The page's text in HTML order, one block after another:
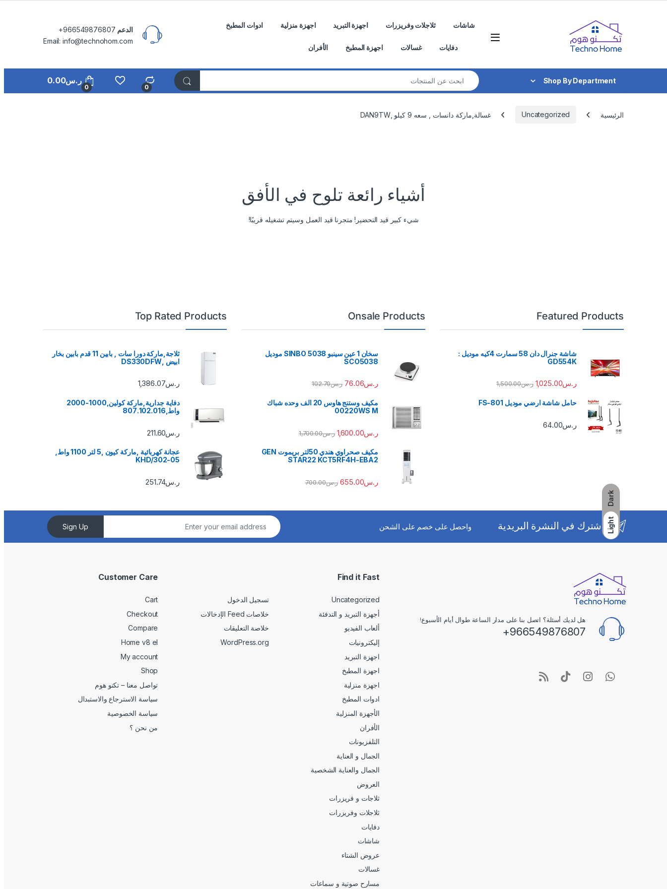
Dark
Light
شاشات ثلاجلات وفريزرات اجهزة التبريد اجهزة منزلية ادوات المطبخ
دفايات غسالات اجهزة المطبخ الأفران
الدعم
Email: info@technohom.com
Shop By Department
Search for:
0
0
ر.س0.00
الرئيسية Uncategorized غسالة,ماركة دانسات , سعه 9 كيلو ,DAN9TW
أشياء رائعة تلوح في الأفق
شيء كبير قيد التحضير! متجرنا قيد العمل وسيتم تشغيله قريبًا!
Featured Products
شاشة جنرال دان 58 سمارت 4كيه موديل :
GD554K
ر.س1,025.00 ر.س1,500.00
حامل شاشة ارضي موديل FS-801
ر.س64.00
Onsale Products
سخان 1 عين سينبو 5038 SINBO موديل
SCO5038
ر.س76.06 ر.س102.70
مكيف وستنج هاوس 20 الف وحده شباك
00220WS M
ر.س1,600.00 ر.س1,700.00
مكيف صحراوي هندي 50لتر بريموت GEN
STAR22 KCT5RF4H-EBA2
ر.س655.00 ر.س700.00
Top Rated Products
ثلاجة,ماركة دورا سات , بابين 11 قدم بابين بخار
ابيض ,DS330DFW
ر.س1,386.07
دفاية جدارية,ماركة كولين,1000-2000
واط,807.102.016
ر.س211.60
عجانة كهربائية ,ماركة كيون ,5 لتر 1100 واط,
KHD/302-05
ر.س251.74
اشترك في النشرة البريدية واحصل على خصم على الشحن Sign Up
هل لديك أسئلة؟ اتصل بنا على مدار الساعة طوال أيام الأسبوع!
Find it Fast
Uncategorized
أجهزة التبريد و التدفئة
ألعاب الفيديو
إليكترونيات
اجهزة التبريد
اجهزة المطبخ
اجهزة منزلية
ادوات المطبخ
الأجهزة المنزلية
الأفران
التلفزيونات
الجمال و العناية
الجمال والعناية الشخصية
العروض
ثلاجات و فريزرات
ثلاجلات وفريزرات
دفايات
شاشات
عروض الشتاء
غسالات
مسارح صوتية و سماعات
تسجيل الدخول
خلاصات Feed الإدخالات
خلاصة التعليقات
WordPress.org
Customer Care
Cart
Checkout
Compare
Home v8 el
My account
Shop
تواصل معنا – تكنو هوم
سياسة الاسترجاع والاستبدال
سياسة الخصوصية
من نحن ؟